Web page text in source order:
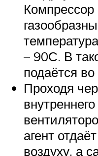
– 90С. В
подаётся
Проходя
агент
воздуху, а